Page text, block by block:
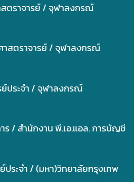
สตราจารย์ / จุฬาลงกรณ์
าสตราจารย์ / จุฬาลงกรณ์
ย์ประจำ / จุฬาลงกรณ์
ร / สำนักงาน พี.เอ.แอล. การบัญชี
ย์ประจำ / (มหา)วิทยาลัยกรุงเทพ